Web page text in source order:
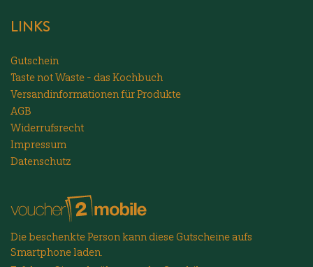
LINKS
Gutschein
Taste not Waste - das Kochbuch
Versandinformationen für Produkte
AGB
Widerrufsrecht
Impressum
Datenschutz
Die beschenkte Person kann diese Gutscheine aufs
Smartphone laden.